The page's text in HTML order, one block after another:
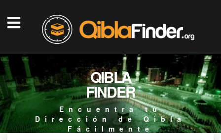
QIBLA
FINDER
Encuentra tu
Dirección de Qibla
Fácilmente